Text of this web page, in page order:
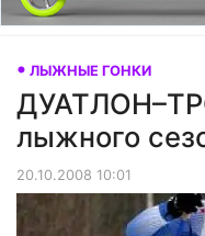
ЛЫЖНЫЕ ГОНКИ
лыжного
20.10.2008 10:01